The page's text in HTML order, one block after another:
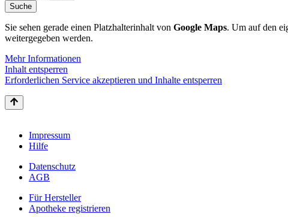
Sie sehen gerade einen Platzhalterinhalt von Google Maps. Um auf den
weitergegeben werden.
Mehr Informationen
Inhalt entsperren
Erforderlichen Service akzeptieren und Inhalte entsperren
Impressum
Hilfe
Datenschutz
AGB
Für Hersteller
Apotheke registrieren